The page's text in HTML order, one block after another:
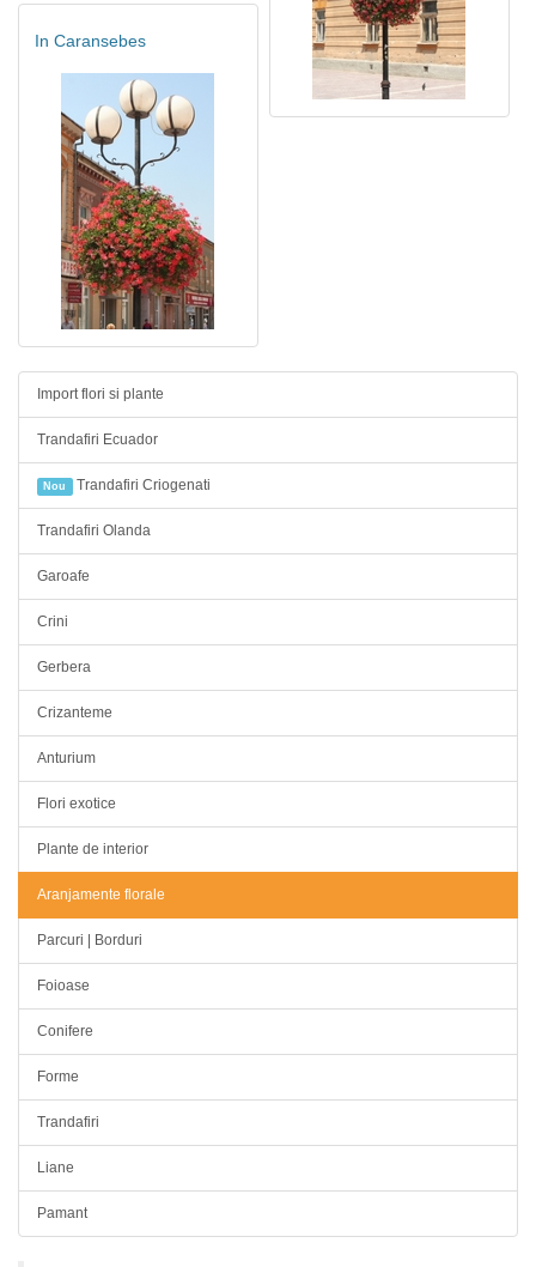
In Caransebes
Import flori si plante
Trandafiri Ecuador
Nou Trandafiri Criogenati
Trandafiri Olanda
Garoafe
Crini
Gerbera
Crizanteme
Anturium
Flori exotice
Plante de interior
Aranjamente florale
Parcuri | Borduri
Foioase
Conifere
Forme
Trandafiri
Liane
Pamant